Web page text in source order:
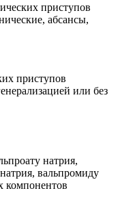
приступов
абсансы,
приступов
или без
натрия,
вальпромиду
компонентов